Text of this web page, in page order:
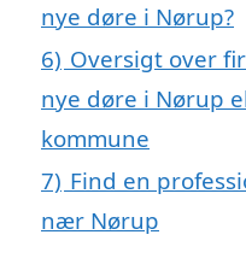
nye døre i Nørup?
6) Oversigt over
nye døre i Nørup
kommune
7) Find en
nær Nørup